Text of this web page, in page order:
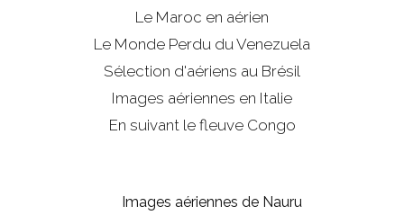
Le Maroc en aérien
Le Monde Perdu du Venezuela
Sélection d'aériens au Brésil
Images aériennes en Italie
En suivant le fleuve Congo
Images aériennes de Nauru